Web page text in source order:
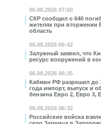
06.08.2026 07:50
СКР сообщил о 640
жителях при вторжении
область
06.08.2026 06:42
Залужный заявил, что
ресурс вооружений в
06.08.2026 06:35
Кабмин РФ разрешил до
года импорт, выпуск и
бензина Евро 2, Евро 3,
06.08.2026 06:32
Российские войска